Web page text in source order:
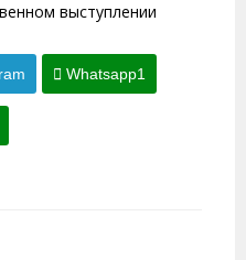
выступлении
Whatsapp1